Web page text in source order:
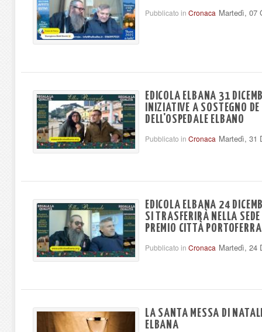
Pubblicato in Cronaca Martedì, 07
EDICOLA ELBANA 31
INIZIATIVE A SOSTEGNO
DELL'OSPEDALE ELBANO
Pubblicato in Cronaca Martedì, 31
EDICOLA ELBANA 24
SI TRASFERIRÀ NELLA
PREMIO CITTÀ
Pubblicato in Cronaca Martedì, 24
LA SANTA MESSA DI
ELBANA